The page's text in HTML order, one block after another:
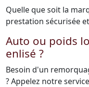
Quelle que soit la
prestation sécurisée
Auto ou poids
enlisé ?
Besoin d'un
? Appelez notre